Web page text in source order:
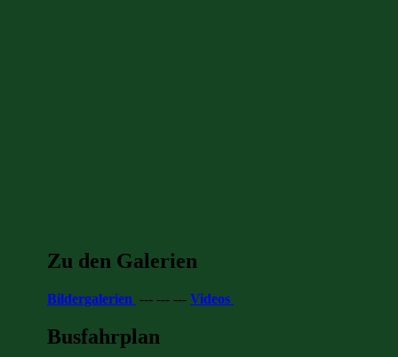
Zu den Galerien
Bildergalerien --- --- --- Videos
Busfahrplan